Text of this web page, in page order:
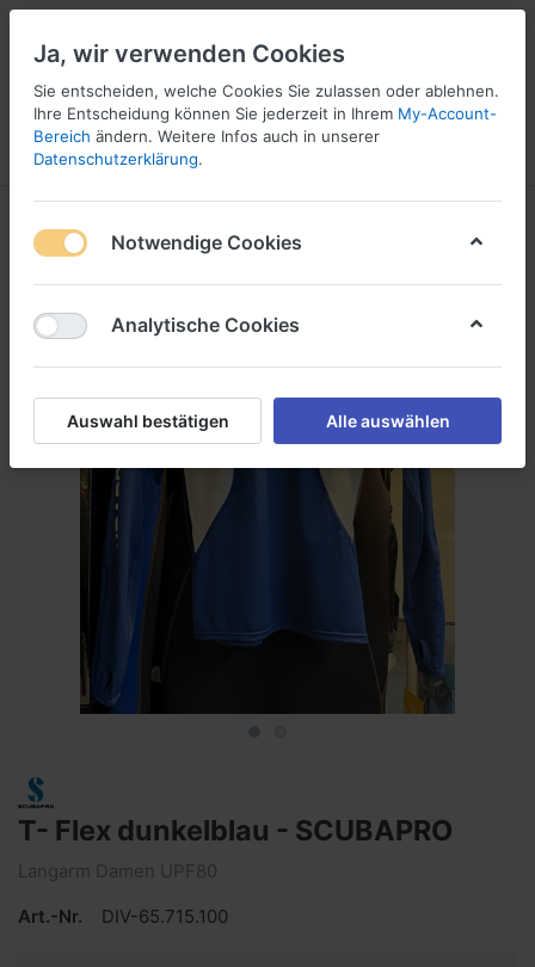
Menü Anmelden
16
T- Flex dunkelblau - SCUBAPRO
Langarm Damen UPF80
Art.-Nr.
DIV-65.715.100
Ja, wir verwenden Cookies
Sie entscheiden, welche Cookies Sie zulassen oder ablehnen.
Ihre Entscheidung können Sie jederzeit in Ihrem My-Account-
Bereich ändern. Weitere Infos auch in unserer
Datenschutzerklärung.
Notwendige Cookies
Analytische Cookies
Auswahl bestätigen Alle auswählen